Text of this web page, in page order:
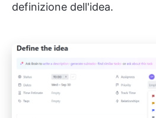
definizione dell'idea.